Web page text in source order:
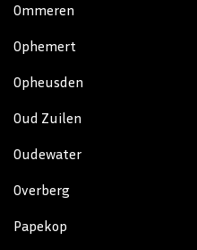
Ommeren
Ophemert
Opheusden
Oud Zuilen
Oudewater
Overberg
Papekop